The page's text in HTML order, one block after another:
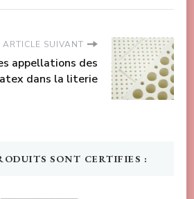
ARTICLE SUIVANT
appellations des
dans la literie
SONT CERTIFIES :